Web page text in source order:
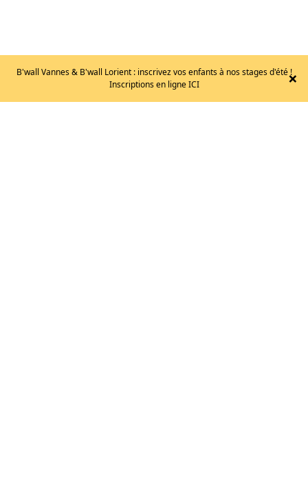
B'wall Vannes & B'wall Lorient : inscrivez vos enfants à nos stages d'été !
Inscriptions en ligne ICI
×